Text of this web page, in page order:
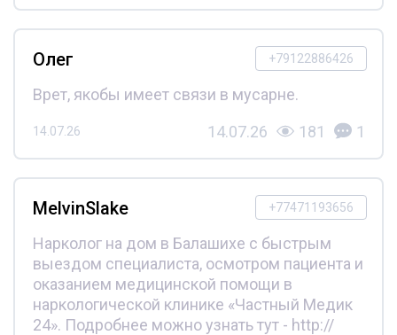
+79122886426
Олег
Врет, якобы имеет связи в мусарне.
14.07.26 14.07.26 181 1
+77471193656
MelvinSlake
Нарколог на дом в Балашихе с быстрым
выездом специалиста, осмотром пациента и
оказанием медицинской помощи в
наркологической клинике «Частный Медик
24». Подробнее можно узнать тут - http://